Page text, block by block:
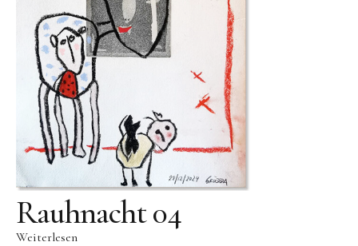
Gießereien
Gießerei Rom
Blau-Miau
Der verträumte König
Rastender Narr
Der Sprung
Wolkenpelztier
Rauhnacht 04
Weiterlesen